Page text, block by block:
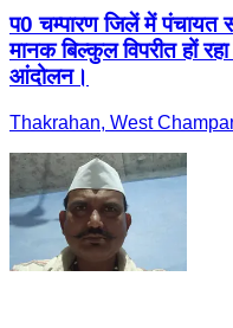
प0 चम्पारण जिलें में पंचायत
मानक बिल्कुल विपरीत हों
आंदोलन।
Thakrahan, West